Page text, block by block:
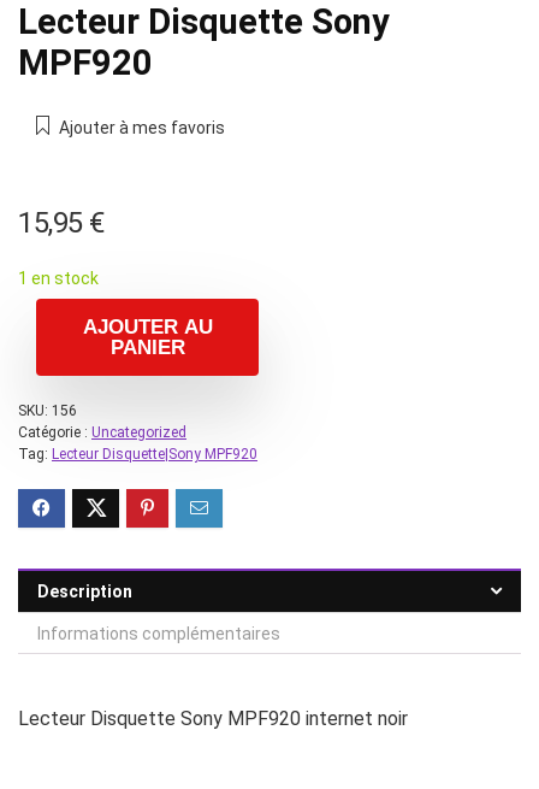
Lecteur Disquette Sony
MPF920
Ajouter à mes favoris
15,95 €
1 en stock
AJOUTER AU
PANIER
SKU: 156
Catégorie : Uncategorized
Tag: Lecteur Disquette|Sony MPF920
Description
Informations complémentaires
Lecteur Disquette Sony MPF920 internet noir